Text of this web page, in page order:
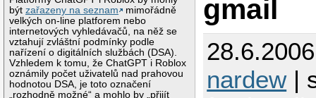
býtzařazeny na seznam
mimořádně
velkých on-line platforem nebo
internetových vyhledávačů, na něž se
vztahují zvláštní podmínky podle
nařízení o digitálních službách (DSA).
Vzhledem k tomu, že ChatGPT i Roblox
oznámily počet uživatelů nad prahovou
hodnotou DSA, je toto označení
„rozhodně možné“ a mohlo by „přijít
gmail
nardew|